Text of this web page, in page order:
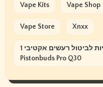
Vape Kits Vape Shop
Vape Store Xnxx
אוזניות אלחוטיות אמיתיות לביטול רעשים אקטיבי 1more
Pistonbuds Pro Q30